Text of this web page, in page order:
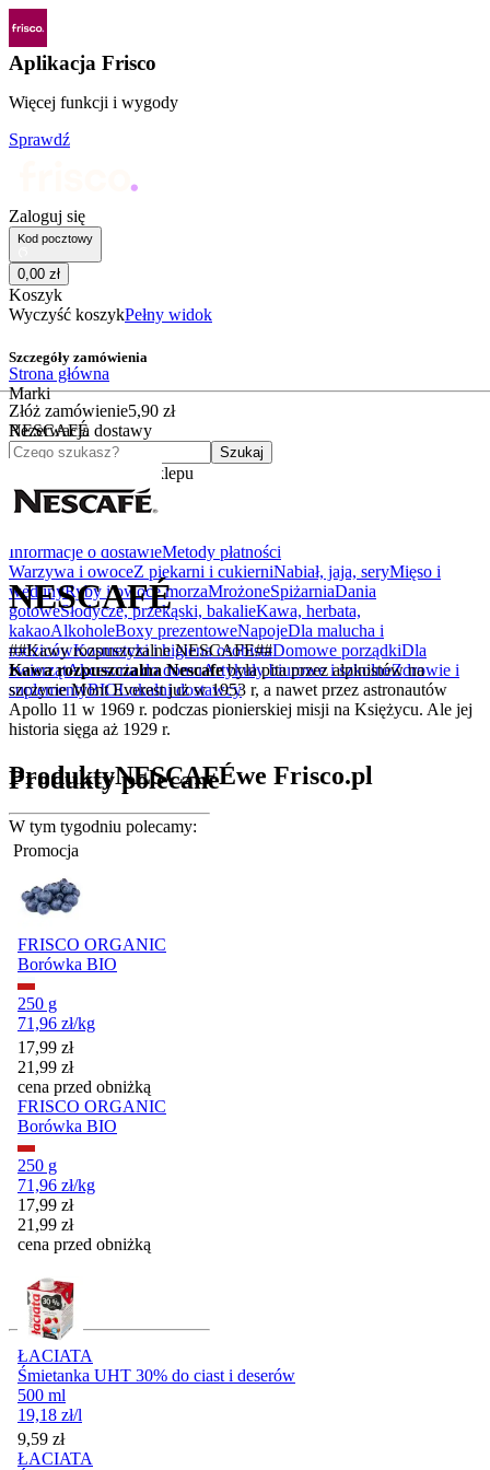
Aplikacja Frisco
Więcej funkcji i wygody
Sprawdź
Zaloguj się
Kod pocztowy
0,00 zł
Koszyk
Wyczyść koszykPełny widok
Szczegóły zamówienia
Złóż zamówienie5,90 zł
Rezerwacja dostawy
Czego szukasz?
Szukaj
Kategorie sklepu
Rabatówka
Outlet
Informacje o dostawieMetody płatności
Warzywa i owoceZ piekarni i cukierniNabiał, jaja, seryMięso i
wędlinyRyby i owoce morzaMrożoneSpiżarniaDania
gotoweSłodycze, przekąski, bakalieKawa, herbata,
kakaoAlkoholeBoxy prezentoweNapojeDla malucha i
rodzicówKosmetyki i higiena osobistaDomowe porządkiDla
zwierzątAkcesoria do domuArtykuły biurowe i szkolneZdrowie i
suplementyBIOLokalni dostawcy
Produkty polecane
W tym tygodniu polecamy:
Promocja
FRISCO ORGANIC
Borówka BIO
250 g
71,96 zł/kg
Cena promocyjna
17,99 zł
21,99 zł
cena przed obniżką
FRISCO ORGANIC
Borówka BIO
250 g
71,96 zł/kg
Cena promocyjna
17,99 zł
21,99 zł
cena przed obniżką
ŁACIATA
Śmietanka UHT 30% do ciast i deserów
500 ml
19,18 zł/l
Cena
9,59 zł
ŁACIATA
Strona główna
Marki
NESCAFÉ
NESCAFÉ
##Kawy rozpuszczalne NESCAFE##
Kawa rozpuszczalna Nescafebyła pita przez alpinistów na
szczycie Mont Everest już w 1953 r, a nawet przez astronautów
Apollo 11 w 1969 r. podczas pionierskiej misji na Księżycu. Ale jej
historia sięga aż 1929 r.
ProduktyNESCAFÉwe Frisco.pl